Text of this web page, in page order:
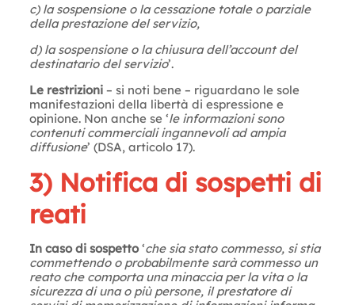
c) la sospensione o la cessazione totale o parziale
della prestazione del servizio,
d) la sospensione o la chiusura dell’account del
destinatario del servizio’.
Le restrizioni– si noti bene – riguardano le sole
manifestazioni della libertà di espressione e
opinione. Non anche se ‘le informazioni sono
contenuti commerciali ingannevoli ad ampia
diffusione’ (DSA, articolo 17).
3) Notifica di sospetti di
reati
In caso di sospetto‘che sia stato commesso, si stia
commettendo o probabilmente sarà commesso un
reato che comporta una minaccia per la vita o la
sicurezza di una o più persone, il prestatore di